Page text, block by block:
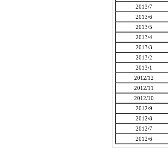
2013/7
2013/6
2013/5
2013/4
2013/3
2013/2
2013/1
2012/12
2012/11
2012/10
2012/9
2012/8
2012/7
2012/6